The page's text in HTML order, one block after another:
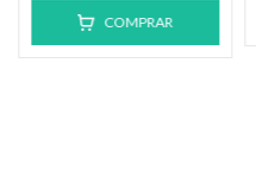
COMPRAR